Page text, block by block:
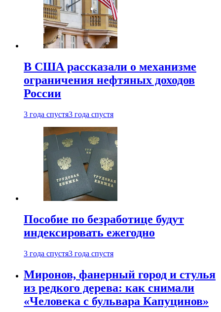
В США рассказали о механизме
ограничения нефтяных доходов
России
3 года спустя3 года спустя
Пособие по безработице будут
индексировать ежегодно
3 года спустя3 года спустя
Миронов, фанерный город и стулья
из редкого дерева: как снимали
«Человека с бульвара Капуцинов»